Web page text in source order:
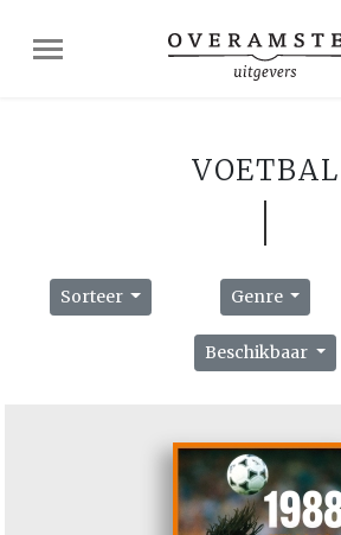
VOETBAL
Sorteer Genre
Beschikbaar